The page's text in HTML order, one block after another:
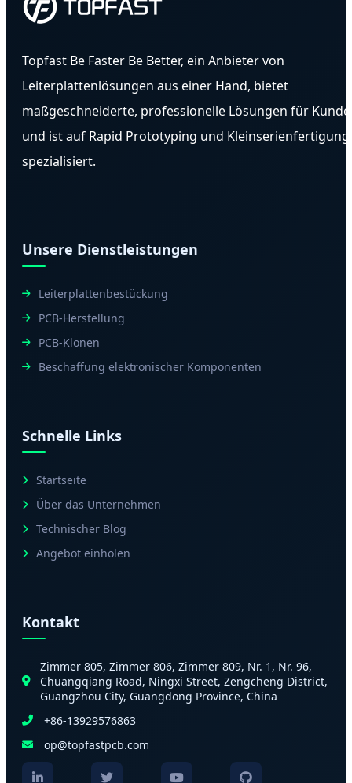
Topfast Be Faster Be Better, ein Anbieter von
Leiterplattenlösungen aus einer Hand, bietet
maßgeschneiderte, professionelle Lösungen für
und ist auf Rapid Prototyping und Kleinserienfertigung
spezialisiert.
Unsere Dienstleistungen
Leiterplattenbestückung
PCB-Herstellung
PCB-Klonen
Beschaffung elektronischer Komponenten
Schnelle Links
Startseite
Über das Unternehmen
Technischer Blog
Angebot einholen
Kontakt
Zimmer 805, Zimmer 806, Zimmer 809, Nr. 1, Nr. 96,
Chuangqiang Road, Ningxi Street, Zengcheng District,
Guangzhou City, Guangdong Province, China
+86-13929576863
op@topfastpcb.com